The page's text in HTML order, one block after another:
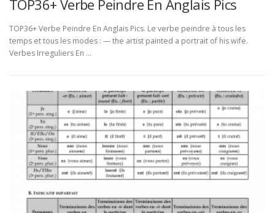
TOP36+ Verbe Peindre En Anglais Pics
TOP36+ Verbe Peindre En Anglais Pics. Le verbe peindre à tous les
temps et tous les modes : — the artist painted a portrait of his wife.
Verbes Irreguliers En …